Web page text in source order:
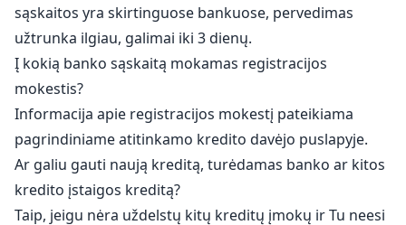
sąskaitos yra skirtinguose bankuose, pervedimas
užtrunka ilgiau, galimai iki 3 dienų.
Į kokią banko sąskaitą mokamas registracijos
mokestis?
Informacija apie registracijos mokestį pateikiama
pagrindiniame atitinkamo kredito davėjo puslapyje.
Ar galiu gauti naują kreditą, turėdamas banko ar kitos
kredito įstaigos kreditą?
Taip, jeigu nėra uždelstų kitų kreditų įmokų ir Tu neesi